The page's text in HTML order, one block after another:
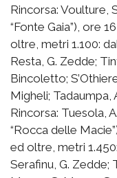
Rincorsa: Voulture,
“Fonte Gaia”), ore
oltre, metri 1.100:
Resta, G. Zedde;
Bincoletto;
Migheli; Tadaumpa,
Rincorsa: Tuesola,
“Rocca delle
ed oltre, metri
Serafinu, G. Zedde;